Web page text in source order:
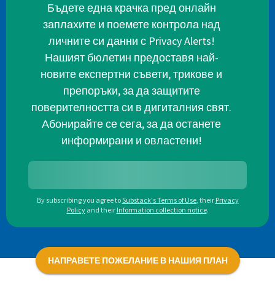
Бъдете една крачка пред онлайн
заплахите и поемете контрола над
личните си данни с Privacy Alerts!
Нашият бюлетин предоставя най-
новите експертни съвети, трикове и
препоръки, за да защитите
поверителността си в дигиталния свят.
Абонирайте се сега, за да останете
информирани и овластени!
By subscribing you agree toSubstack's Terms of Use, their Privacy
Policy and their Information collection notice.
НАПРАВЕТЕ ПОЖЕЛАНИЕ В НАШИЯ ПЛАН